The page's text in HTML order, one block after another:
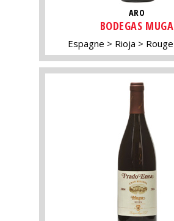
ARO
BODEGAS MUGA
Espagne Rioja Rouge